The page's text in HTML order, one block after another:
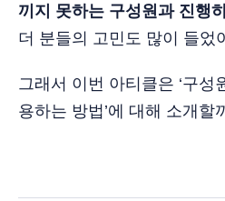
끼지 못하는 구성원과 진행
더 분들의 고민도 많이 들었
그래서 이번 아티클은 ‘구
용하는 방법’에 대해 소개할